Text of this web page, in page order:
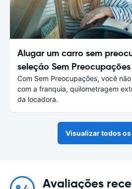
Alugar um carro sem
seleção Sem Preocupações
Com Sem Preocupações, você
com a franquia, quilometragem
da locadora.
Visualizar todos
Avaliações